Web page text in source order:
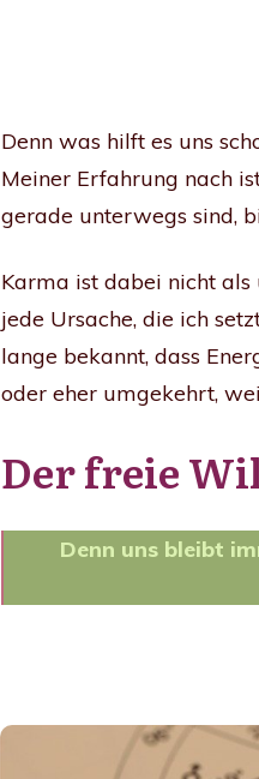
Denn was hilft es uns
Meiner Erfahrung nach
gerade unterwegs sind,
Karma ist dabei nicht als
jede Ursache, die ich
lange bekannt, dass
oder eher umgekehrt,
Der freie
Denn uns bleibt